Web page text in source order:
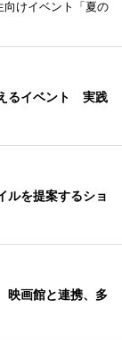
向けイベント「夏の
るイベント 実践
ルを提案するショ
映画館と連携、多